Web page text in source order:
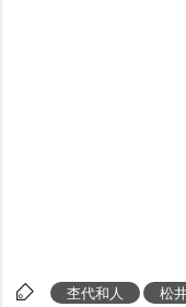
杢代和人 松